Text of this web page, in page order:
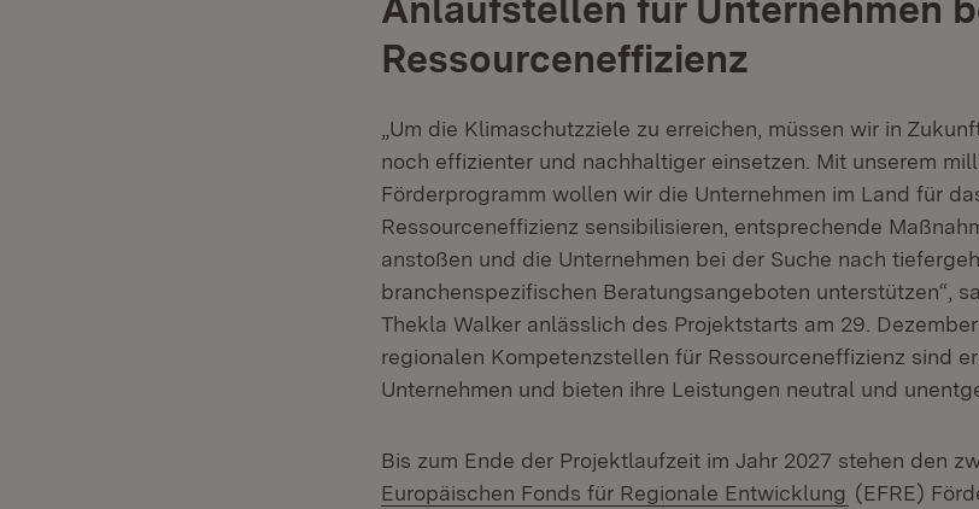
Ressourceneffizienz
„Um die Klimaschutzziele zu erreichen, müssen wir in
noch effizienter und nachhaltiger einsetzen. Mit unserem
Förderprogramm wollen wir die Unternehmen im Land für
Ressourceneffizienz sensibilisieren, entsprechende
anstoßen und die Unternehmen bei der Suche nach
branchenspezifischen Beratungsangeboten unterstützen“,
Thekla Walker anlässlich des Projektstarts am 29.
regionalen Kompetenzstellen für Ressourceneffizienz sind
Unternehmen und bieten ihre Leistungen neutral und
Bis zum Ende der Projektlaufzeit im Jahr 2027 stehen den
Europäischen Fonds für Regionale Entwicklung (Öffnet in
(EFRE)